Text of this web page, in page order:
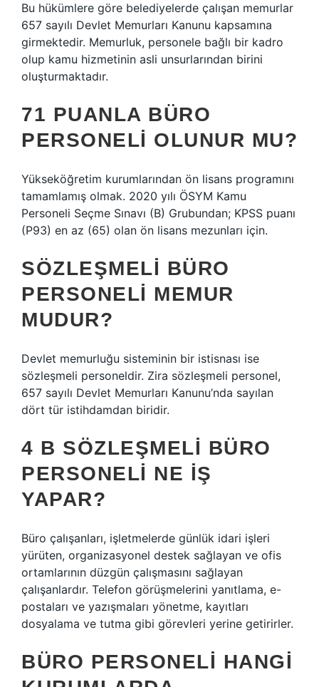
Bu hükümlere göre belediyelerde çalışan memurlar
657 sayılı Devlet Memurları Kanunu kapsamına
girmektedir. Memurluk, personele bağlı bir kadro
olup kamu hizmetinin asli unsurlarından birini
oluşturmaktadır.
71 PUANLA BÜRO
PERSONELI OLUNUR MU?
Yükseköğretim kurumlarından ön lisans programını
tamamlamış olmak. 2020 yılı ÖSYM Kamu
Personeli Seçme Sınavı (B) Grubundan; KPSS puanı
(P93) en az (65) olan ön lisans mezunları için.
SÖZLEŞMELI BÜRO
PERSONELI MEMUR
MUDUR?
Devlet memurluğu sisteminin bir istisnası ise
sözleşmeli personeldir. Zira sözleşmeli personel,
657 sayılı Devlet Memurları Kanunu’nda sayılan
dört tür istihdamdan biridir.
4 B SÖZLEŞMELI BÜRO
PERSONELI NE İŞ
YAPAR?
Büro çalışanları, işletmelerde günlük idari işleri
yürüten, organizasyonel destek sağlayan ve ofis
ortamlarının düzgün çalışmasını sağlayan
çalışanlardır. Telefon görüşmelerini yanıtlama, e-
postaları ve yazışmaları yönetme, kayıtları
dosyalama ve tutma gibi görevleri yerine getirirler.
BÜRO PERSONELI HANGI